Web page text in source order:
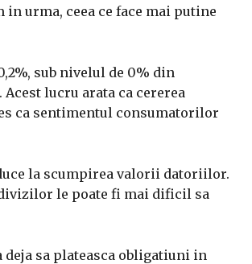
in urma, ceea ce face mai putine
sub nivelul de 0% din
lucru arata ca cererea
ca sentimentul consumatorilor
la scumpirea valorii datoriilor.
le poate fi mai dificil sa
sa plateasca obligatiuni in